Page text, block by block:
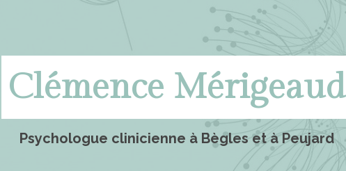
Clémence Mérigeaud
Psychologue clinicienne à Bègles et à Peujard